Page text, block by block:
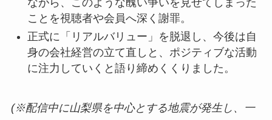
ことを視聴者や会員へ深く謝罪。
正式に「リアルバリュー」を脱退し、今後は自
身の会社経営の立て直しと、ポジティブな活動
に注力していくと語り締めくくりました。
(※配信中に山梨県を中心とする地震が発生し、一